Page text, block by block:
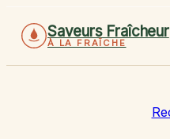
Saveurs Fraîcheur
À LA FRAÎCHE